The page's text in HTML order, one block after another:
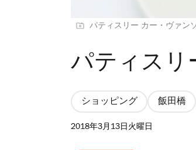
パティスリー カー・ヴァン
パティスリ
ショッピング 飯田橋
2018年3月13日火曜日